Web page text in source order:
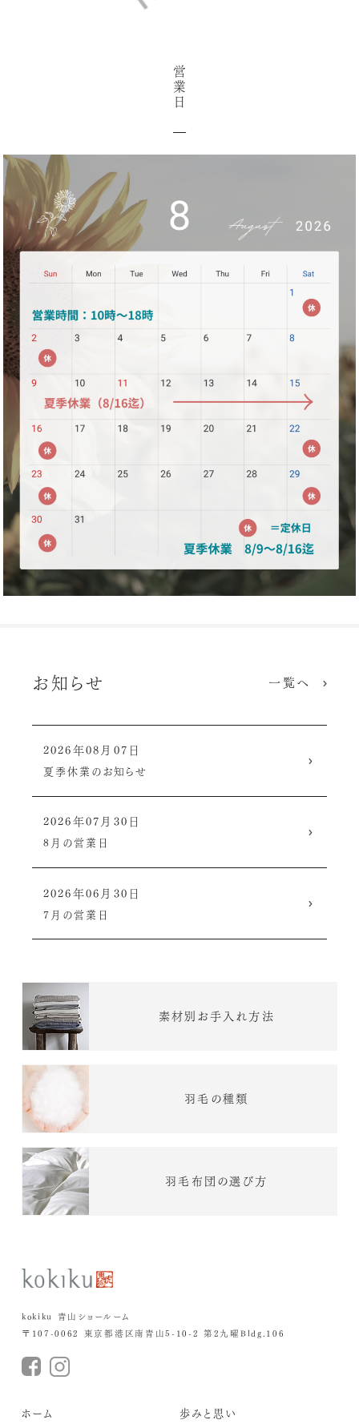
営
業
日
お知らせ 一覧へ
2026年08月07日
夏季休業のお知らせ
2026年07月30日
8月の営業日
2026年06月30日
7月の営業日
素材別お手入れ方法
羽毛の種類
羽毛布団の選び方
kokiku 青山ショールーム
〒107-0062 東京都港区南青山5-10-2 第2九曜Bldg.106
ホーム 歩みと思い